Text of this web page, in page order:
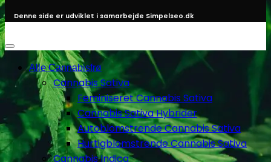
Denne side er udviklet i samarbejde Simpelseo.dk
Alle Cannabisfrø
Cannabis Sativa
Feminiseret Cannabis Sativa
Cannabis Sativa Hybrider
Autoblomstrende Cannabis Sativa
Hurtigblomstrende Cannabis Sativa
Cannabis Indica